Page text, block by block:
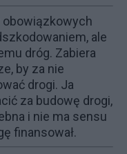
ale
dróg. Zabiera
by za nie
drogi. Ja
za budowę drogi,
i nie ma sensu
finansował.